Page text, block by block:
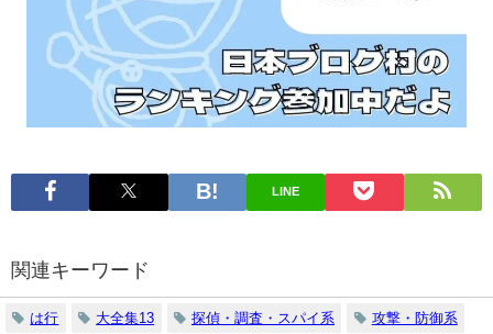
す
LINE
関連キーワード
は行 大全集13 探偵・調査・スパイ系 攻撃・防御系